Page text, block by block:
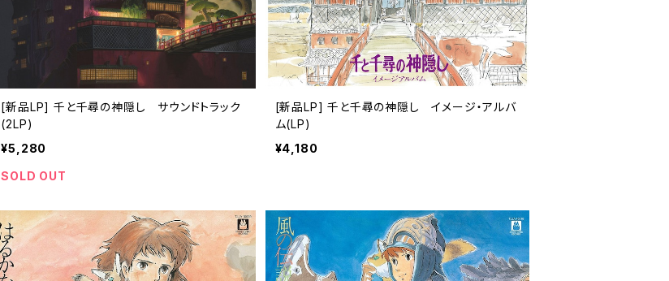
[新品LP] 千と千尋の神隠し サウンドトラック
(2LP)
¥5,280
SOLD OUT
[新品LP] 千と千尋の神隠し イメージ・アルバ
ム(LP)
¥4,180